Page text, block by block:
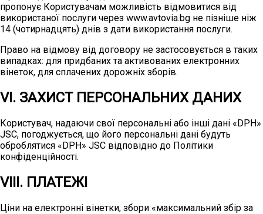
пропонує Користувачам можливість відмовитися від
використаної послуги через www.avtovia.bg не пізніше ніж
14 (чотирнадцять) днів з дати використання послуги.
Право на відмову від договору не застосовується в таких
випадках: для придбаних та активованих електронних
вінеток, для сплачених дорожніх зборів.
VI. ЗАХИСТ ПЕРСОНАЛЬНИХ ДАНИХ
Користувач, надаючи свої персональні або інші дані «DPH»
JSC, погоджується, що його персональні дані будуть
оброблятися «DPH» JSC відповідно до Політики
конфіденційності.
VIII. ПЛАТЕЖІ
Ціни на електронні вінетки, збори «максимальний збір за